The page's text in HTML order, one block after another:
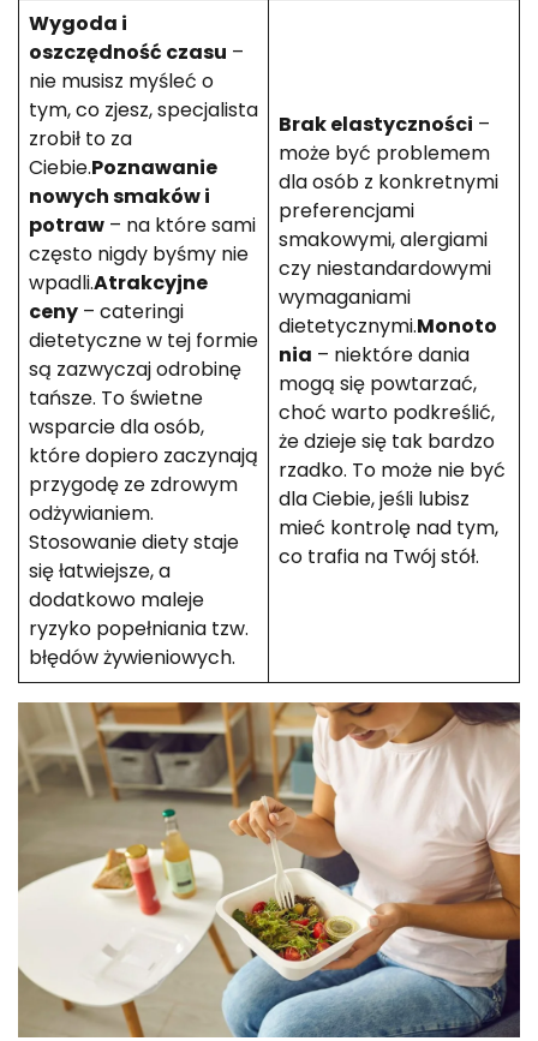
Wygoda i
oszczędność czasu –
nie musisz myśleć o
tym, co zjesz, specjalista
zrobił to za
Ciebie.Poznawanie
nowych smaków i
potraw – na które sami
często nigdy byśmy nie
wpadli.Atrakcyjne
ceny – cateringi
dietetyczne w tej formie
są zazwyczaj odrobinę
tańsze. To świetne
wsparcie dla osób,
które dopiero zaczynają
przygodę ze zdrowym
odżywianiem.
Stosowanie diety staje
się łatwiejsze, a
dodatkowo maleje
ryzyko popełniania tzw.
błędów żywieniowych.
Brak elastyczności –
może być problemem
dla osób z konkretnymi
preferencjami
smakowymi, alergiami
czy niestandardowymi
wymaganiami
dietetycznymi.Monoto
nia – niektóre dania
mogą się powtarzać,
choć warto podkreślić,
że dzieje się tak bardzo
rzadko. To może nie być
dla Ciebie, jeśli lubisz
mieć kontrolę nad tym,
co trafia na Twój stół.